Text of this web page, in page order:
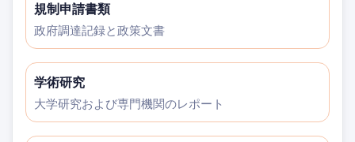
規制申請書類
政府調達記録と政策文書
学術研究
大学研究および専門機関のレポート